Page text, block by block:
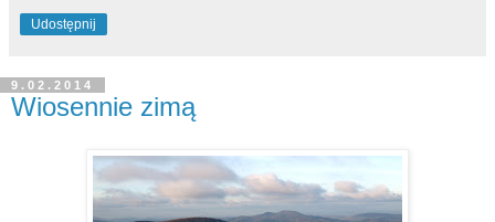
Udostępnij
9.02.2014
Wiosennie zimą